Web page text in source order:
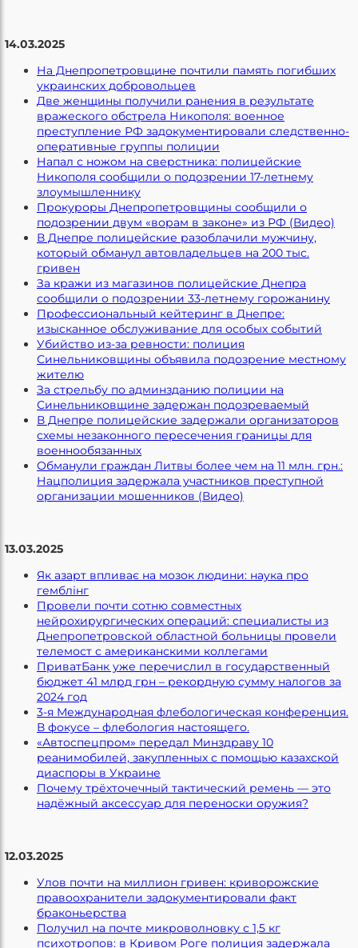
14.03.2025
На Днепропетровщине почтили память погибших
украинских добровольцев
Две женщины получили ранения в результате
вражеского обстрела Никополя: военное
преступление РФ задокументировали следственно-
оперативные группы полиции
Напал с ножом на сверстника: полицейские
Никополя сообщили о подозрении 17-летнему
злоумышленнику
Прокуроры Днепропетровщины сообщили о
подозрении двум «ворам в законе» из РФ (Видео)
В Днепре полицейские разоблачили мужчину,
который обманул автовладельцев на 200 тыс.
гривен
За кражи из магазинов полицейские Днепра
сообщили о подозрении 33-летнему горожанину
Профессиональный кейтеринг в Днепре:
изысканное обслуживание для особых событий
Убийство из-за ревности: полиция
Синельниковщины объявила подозрение местному
жителю
За стрельбу по админзданию полиции на
Синельниковщине задержан подозреваемый
В Днепре полицейские задержали организаторов
схемы незаконного пересечения границы для
военнообязанных
Обманули граждан Литвы более чем на 11 млн. грн.:
Нацполиция задержала участников преступной
организации мошенников (Видео)
13.03.2025
Як азарт впливає на мозок людини: наука про
гемблінг
Провели почти сотню совместных
нейрохирургических операций: специалисты из
Днепропетровской областной больницы провели
телемост с американскими коллегами
ПриватБанк уже перечислил в государственный
бюджет 41 млрд грн – рекордную сумму налогов за
2024 год
3-я Международная флебологическая конференция.
В фокусе – флебология настоящего.
«Автоспецпром» передал Минздраву 10
реанимобилей, закупленных с помощью казахской
диаспоры в Украине
Почему трёхточечный тактический ремень — это
надёжный аксессуар для переноски оружия?
12.03.2025
Улов почти на миллион гривен: криворожские
правоохранители задокументировали факт
браконьерства
Получил на почте микроволновку с 1,5 кг
психотропов: в Кривом Роге полиция задержала